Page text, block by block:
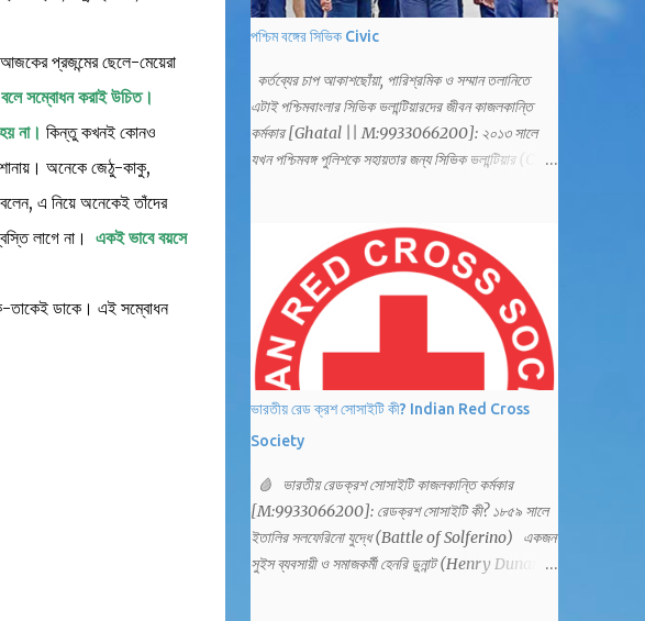
প্রজন্মের ছেলে-মেয়েরা
বলে সম্বোধন করাই উচিত।
না। কিন্তু কখনই কোনও
অনেকে জেঠু-কাকু,
এ নিয়ে অনেকেই তাঁদের
লাগে না। একই ভাবে বয়সে
তাকেই ডাকে। এই সম্বোধন
পশ্চিম বঙ্গের সিভিক Civic
কর্তব্যের চাপ আকাশছোঁয়া, পারিশ্রমিক ও সম্মান তলানিতে
এটাই পশ্চিমবাংলার সিভিক ভলান্টিয়ারদের জীবন কাজলকান্তি
কর্মকার [Ghatal || M:9933066200]: ২০১৩ সালে
যখন পশ্চিমবঙ্গ পুলিশকে সহায়তার জন্য সিভিক ভলান্টিয়ার (Civic
ট্রাফিক নিয়ন্ত্রণ, উৎসবের ভিড় সামলানো এবং সাধারণ
জননিরাপত্তার মতো কাজে পুলিশকে সাহায্য করার জন্যই মূলত
তাঁদের নিয়োগ করা হয়েছিল। তবে সময়ের সঙ্গে সঙ্গে কর্তব্যের
পরিধি বাড়লেও, পারিশ্রমিক আর সামাজিক সম্মানের ক্ষেত্রে এই
বিপুল সংখ্যক কর্মীর আক্ষেপ আজ চরমে। পুলিশের 'সহায়ক' এই
বাহিনীর জীবন যেন 'মিষ্টি বিষ'-এর মতো— শুরুতে আকর্ষণীয়
হলেও ধীরে ধীরে তা বিষময় হয়ে উঠছে। সিভিক ভলান্টিয়ারদের
আক্ষেপ ও অভিযোগগুলি বিশ্লেষণ করে একটি স্পষ্ট চিত্র উঠে
আসে, যেখানে একদিকে তাঁদের ওপর অমানবিক কাজের চাপ,
অন্যদিকে পরিবার এবং সমাজে সম্মান ও অর্থনৈতিক
নিরাপত্তাহীনতা। আর্থ-সামাজিক বঞ্চনা: কম বেতন, বেশি খরচ:
বর্তমানে সিভিক ভলান্টিয়াররা মাসিক প্রায় ১০,০০০ টাকা ভাতা
পান। একজন স...
ভারতীয় রেড ক্রশ সোসাইটি কী? Indian Red Cross
Society
🩸 ভারতীয় রেডক্রশ সোসাইটি কাজলকান্তি কর্মকার
[M:9933066200]: রেডক্রশ সোসাইটি কী? ১৮৫৯ সালে
ইতালির সলফেরিনো যুদ্ধে (Battle of Solferino) একজন
সুইস ব্যবসায়ী ও সমাজকর্মী হেনরি ডুনান্ট (Henry Dunant)